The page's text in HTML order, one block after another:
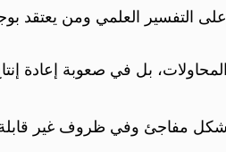
التفسير العلمي ومن يعتقد
بل في صعوبة إعادة
مفاجئ وفي ظروف غير قابلة